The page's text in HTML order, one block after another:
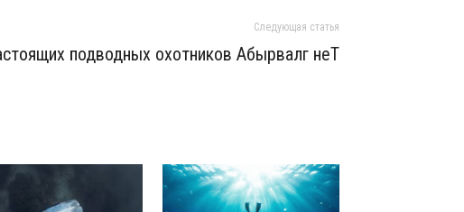
Следующая статья
подводных охотников Абырвалг неТ